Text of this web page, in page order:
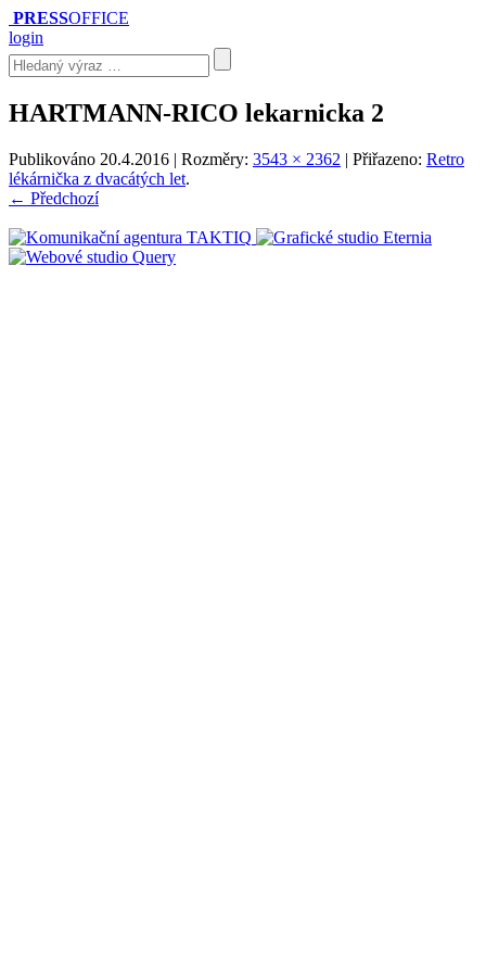
PRESSOFFICE
login
HARTMANN-RICO lekarnicka 2
Publikováno 20.4.2016 | Rozměry: 3543 × 2362 | Přiřazeno: Retro
lékárnička z dvacátých let.
← Předchozí